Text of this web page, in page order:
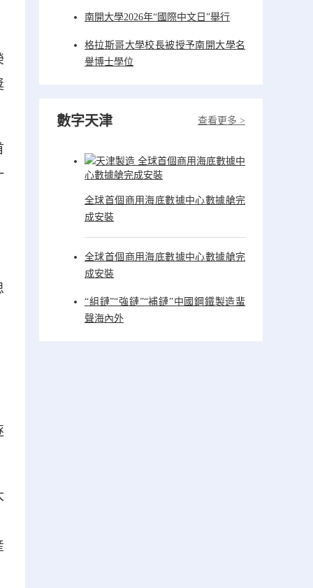
南開大學2026年“國際中文日”舉行
格拉斯哥大學校長被授予南開大學名
譽博士學位
查看更多 >
數字天津
全球首個商用海底數據中心數據艙完
成安裝
全球首個商用海底數據中心數據艙完
成安裝
“組鏈”“強鏈”“補鏈”中國鋼鐵製造蜚
聲海內外